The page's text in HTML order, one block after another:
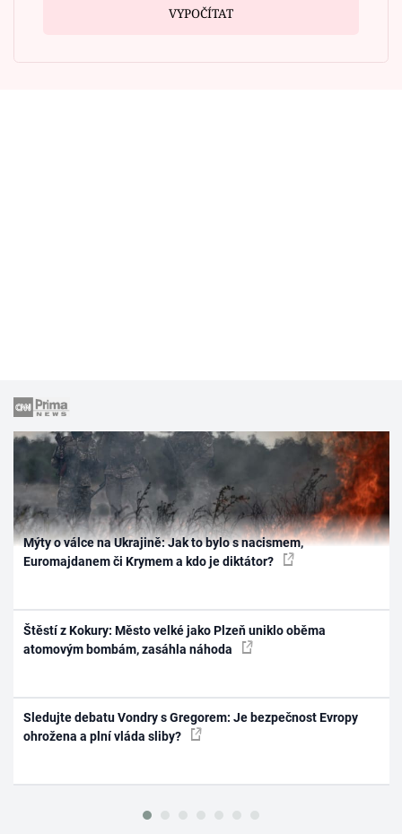
VYPOČÍTAT
Mýty o válce na Ukrajině: Jak to bylo s nacismem,
Euromajdanem či Krymem a kdo je diktátor?
Štěstí z Kokury: Město velké jako Plzeň uniklo oběma
atomovým bombám, zasáhla náhoda
Sledujte debatu Vondry s Gregorem: Je bezpečnost Evropy
ohrožena a plní vláda sliby?